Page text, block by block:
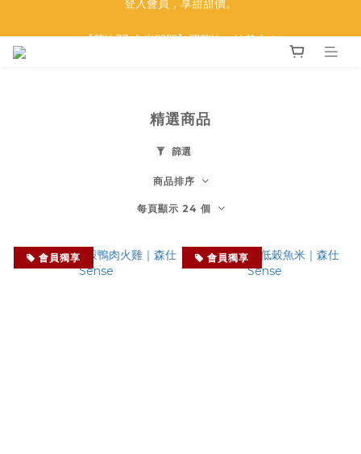
【莫比33 金光閃閃】買莫比，抽黃金！
精選商品
篩選
商品排序
每頁顯示 24 個
會員獨享 會員獨享